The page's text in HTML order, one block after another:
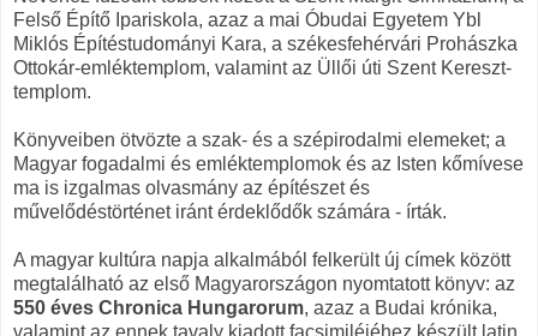
Felső Építő Ipariskola, azaz a mai Óbudai Egyetem Ybl
Miklós Építéstudományi Kara, a székesfehérvári Prohászka
Ottokár-emléktemplom, valamint az Üllői úti Szent Kereszt-
templom.
Könyveiben ötvözte a szak- és a szépirodalmi elemeket; a
Magyar fogadalmi és emléktemplomok és az Isten kőmívese
ma is izgalmas olvasmány az építészet és
művelődéstörténet iránt érdeklődők számára - írták.
A magyar kultúra napja alkalmából felkerült új címek között
megtalálható az első Magyarországon nyomtatott könyv: az
550 éves Chronica Hungarorum, azaz a Budai krónika,
valamint az ennek tavaly kiadott facsimiléjéhez készült latin